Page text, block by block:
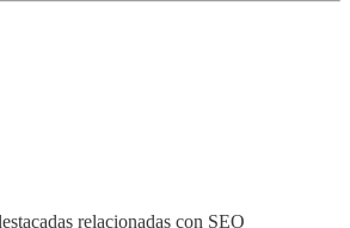
relacionadas con SEO